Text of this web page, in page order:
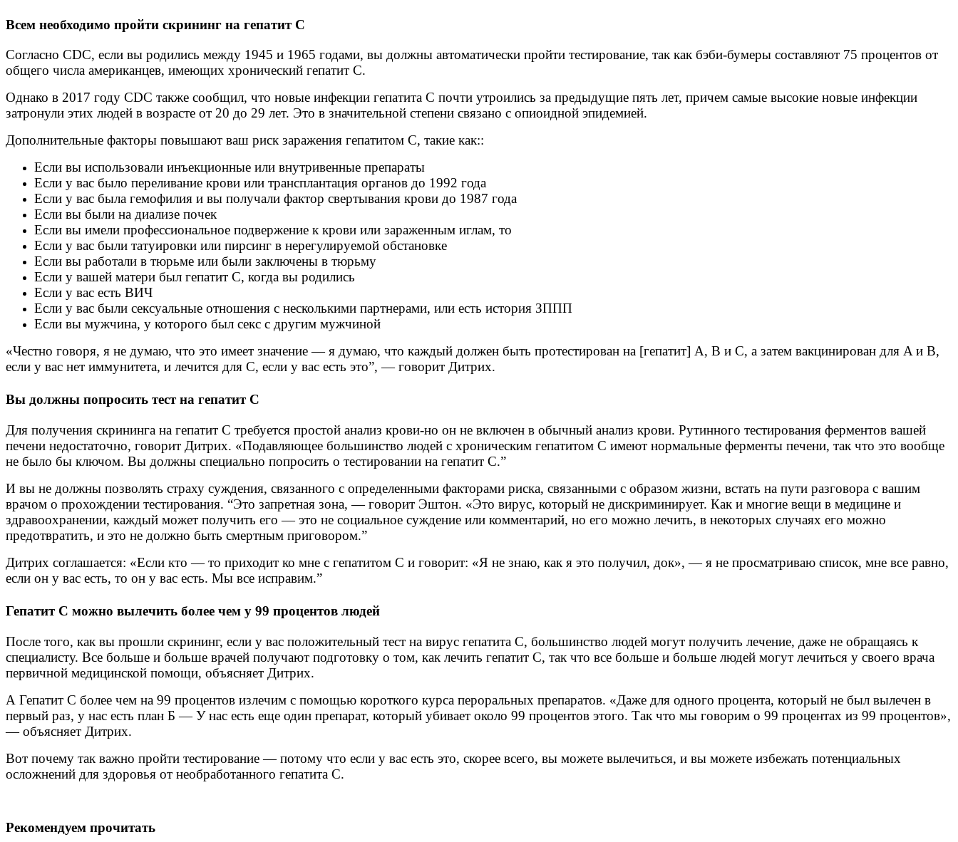
Всем необходимо пройти скрининг на гепатит С
Согласно CDC, если вы родились между 1945 и 1965 годами, вы должны автоматически пройти тестирование, так как бэби-бумеры составляют 75 процентов от
общего числа американцев, имеющих хронический гепатит С.
Однако в 2017 году CDC также сообщил, что новые инфекции гепатита С почти утроились за предыдущие пять лет, причем самые высокие новые инфекции
затронули этих людей в возрасте от 20 до 29 лет. Это в значительной степени связано с опиоидной эпидемией.
Дополнительные факторы повышают ваш риск заражения гепатитом С, такие как::
Если вы использовали инъекционные или внутривенные препараты
Если у вас было переливание крови или трансплантация органов до 1992 года
Если у вас была гемофилия и вы получали фактор свертывания крови до 1987 года
Если вы были на диализе почек
Если вы имели профессиональное подвержение к крови или зараженным иглам, то
Если у вас были татуировки или пирсинг в нерегулируемой обстановке
Если вы работали в тюрьме или были заключены в тюрьму
Если у вашей матери был гепатит С, когда вы родились
Если у вас есть ВИЧ
Если у вас были сексуальные отношения с несколькими партнерами, или есть история ЗППП
Если вы мужчина, у которого был секс с другим мужчиной
«Честно говоря, я не думаю, что это имеет значение — я думаю, что каждый должен быть протестирован на [гепатит] A, B и C, а затем вакцинирован для A и B,
если у вас нет иммунитета, и лечится для C, если у вас есть это”, — говорит Дитрих.
Вы должны попросить тест на гепатит С
Для получения скрининга на гепатит С требуется простой анализ крови-но он не включен в обычный анализ крови. Рутинного тестирования ферментов вашей
печени недостаточно, говорит Дитрих. «Подавляющее большинство людей с хроническим гепатитом С имеют нормальные ферменты печени, так что это вообще
не было бы ключом. Вы должны специально попросить о тестировании на гепатит С.”
И вы не должны позволять страху суждения, связанного с определенными факторами риска, связанными с образом жизни, встать на пути разговора с вашим
врачом о прохождении тестирования. “Это запретная зона, — говорит Эштон. «Это вирус, который не дискриминирует. Как и многие вещи в медицине и
здравоохранении, каждый может получить его — это не социальное суждение или комментарий, но его можно лечить, в некоторых случаях его можно
предотвратить, и это не должно быть смертным приговором.”
Дитрих соглашается: «Если кто — то приходит ко мне с гепатитом С и говорит: «Я не знаю, как я это получил, док», — я не просматриваю список, мне все равно,
если он у вас есть, то он у вас есть. Мы все исправим.”
Гепатит С можно вылечить более чем у 99 процентов людей
После того, как вы прошли скрининг, если у вас положительный тест на вирус гепатита С, большинство людей могут получить лечение, даже не обращаясь к
специалисту. Все больше и больше врачей получают подготовку о том, как лечить гепатит С, так что все больше и больше людей могут лечиться у своего врача
первичной медицинской помощи, объясняет Дитрих.
А Гепатит С более чем на 99 процентов излечим с помощью короткого курса пероральных препаратов. «Даже для одного процента, который не был вылечен в
первый раз, у нас есть план Б — У нас есть еще один препарат, который убивает около 99 процентов этого. Так что мы говорим о 99 процентах из 99 процентов»,
— объясняет Дитрих.
Вот почему так важно пройти тестирование — потому что если у вас есть это, скорее всего, вы можете вылечиться, и вы можете избежать потенциальных
осложнений для здоровья от необработанного гепатита С.
Рекомендуем прочитать